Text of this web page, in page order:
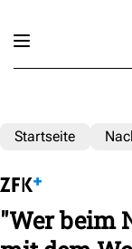
Startseite
"Wer beim